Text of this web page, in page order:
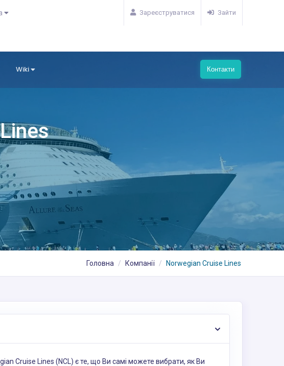
Зареєструватися Зайти
Wiki Контакти
Головна Компанії Norwegian Cruise Lines
Cruise Lines (NCL) є те, що Ви самі можете вибрати, як Ви